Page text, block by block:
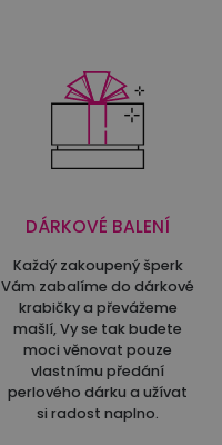
DÁRKOVÉ BALENÍ
Každý zakoupený šperk
Vám zabalíme do dárkové
krabičky a převážeme
mašlí, Vy se tak budete
moci věnovat pouze
vlastnímu předání
perlového dárku a užívat
si radost naplno.